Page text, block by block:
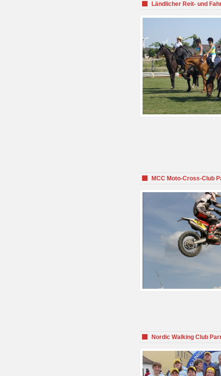
Ländlicher Reit- und
MCC Moto-Cross-Club
Nordic Walking Club